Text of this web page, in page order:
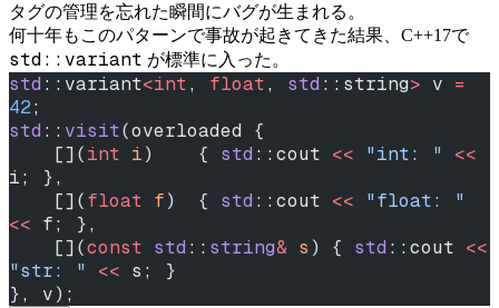
タグの管理を忘れた瞬間にバグが生まれる。
何十年もこのパターンで事故が起きてきた結果、C++17で
std::variant が標準に入った。
std ::variant<int, float, std ::string> v =
42;
std :: visit(overloaded {
    [](
int i)    { std ::cout << "int: "
<<
i; },
    [](
float f)  { std ::cout << "float: "
<< f; },
    [](
const std :: string& s ) { std ::cout <<
"str: "
<< s; }
}, v);